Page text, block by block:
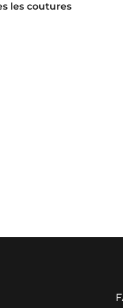
les coutures